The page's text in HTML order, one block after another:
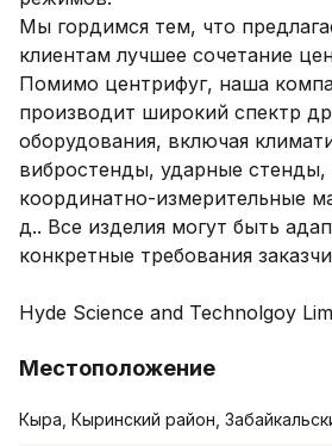
Мы гордимся тем, что
клиентам лучшее сочетание
Помимо центрифуг, наша
производит широкий спектр
оборудования, включая
вибростенды, ударные
координатно-измерительные
д.. Все изделия могут быть
конкретные требования
Hyde Science and Technolgoy
Местоположение
Кыра, Кыринский район,